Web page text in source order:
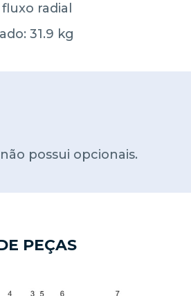
radial
31.9 kg
possui opcionais.
PEÇAS